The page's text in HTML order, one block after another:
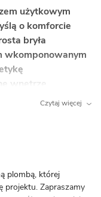
użytkowym
o komforcie
bryła
wkomponowanym
wnętrze
co gwarantuje
domownikom.
Czytaj więcej
plombą, której
projektu. Zapraszamy